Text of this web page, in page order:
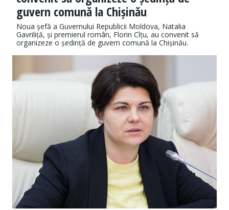
guvern comună la Chișinău
Noua șefă a Guvernului Republicii Moldova, Natalia
Gavriliță, și premierul român, Florin Cîțu, au convenit să
organizeze o ședință de guvern comună la Chișinău.